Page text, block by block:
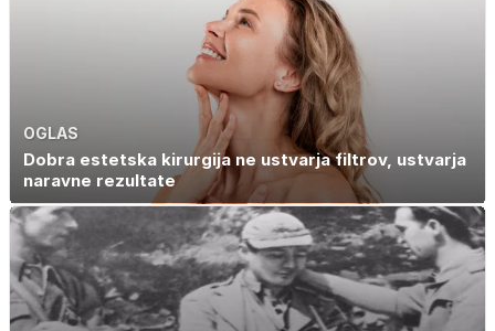
OGLAS
Dobra estetska kirurgija ne ustvarja filtrov, ustvarja
naravne rezultate